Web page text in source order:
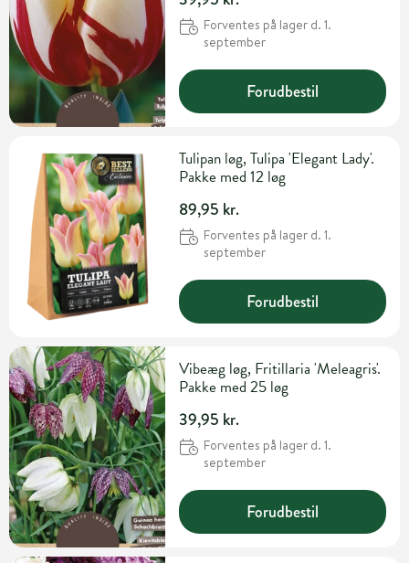
Forventes på lager d. 1.
september
Forudbestil
Tulipan løg, Tulipa 'Elegant Lady'.
Pakke med 12 løg
89,95 kr.
Forventes på lager d. 1.
september
Forudbestil
Vibeæg løg, Fritillaria 'Meleagris'.
Pakke med 25 løg
39,95 kr.
Forventes på lager d. 1.
september
Forudbestil